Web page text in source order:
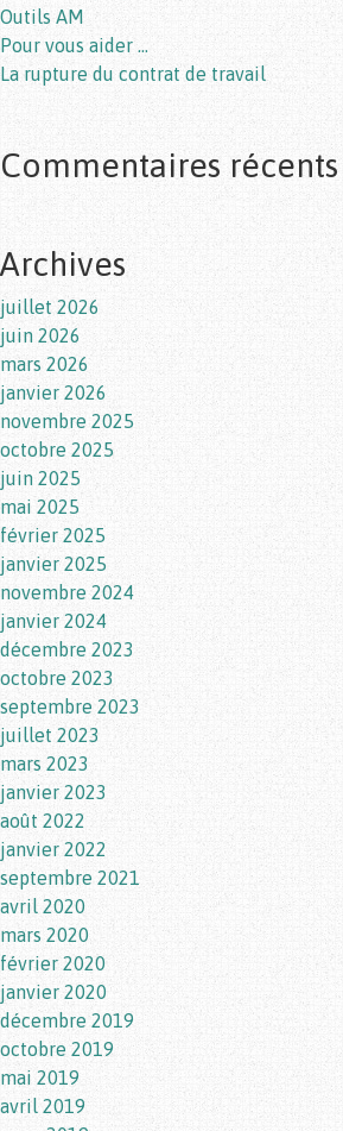
Outils AM
Pour vous aider …
La rupture du contrat de travail
Commentaires récents
Archives
juillet 2026
juin 2026
mars 2026
janvier 2026
novembre 2025
octobre 2025
juin 2025
mai 2025
février 2025
janvier 2025
novembre 2024
janvier 2024
décembre 2023
octobre 2023
septembre 2023
juillet 2023
mars 2023
janvier 2023
août 2022
janvier 2022
septembre 2021
avril 2020
mars 2020
février 2020
janvier 2020
décembre 2019
octobre 2019
mai 2019
avril 2019